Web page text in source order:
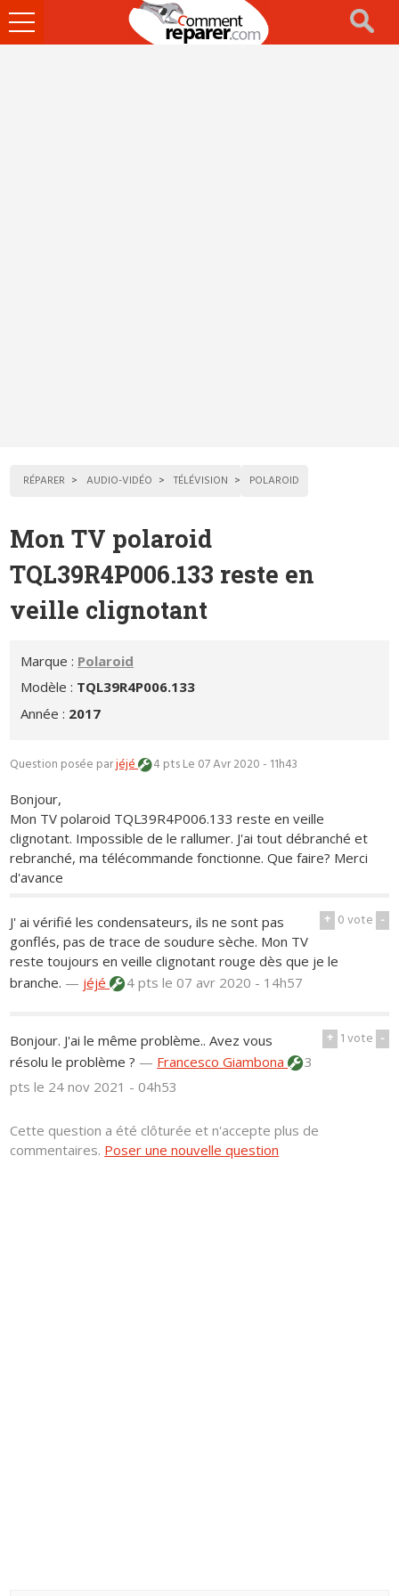
Ouvrir
le
RÉPARER AUDIO-VIDÉO TÉLÉVISION POLAROID
Mon TV polaroid
TQL39R4P006.133 reste en
veille clignotant
Marque : Polaroid
Modèle : TQL39R4P006.133
Année : 2017
Question posée parjéjé 4 ptsLe 07 Avr 2020 - 11h43
Bonjour,
Mon TV polaroid TQL39R4P006.133 reste en veille
clignotant. Impossible de le rallumer. J'ai tout débranché et
rebranché, ma télécommande fonctionne. Que faire? Merci
d'avance
+ 0vote -
J' ai vérifié les condensateurs, ils ne sont pas
gonflés, pas de trace de soudure sèche. Mon TV
reste toujours en veille clignotant rouge dès que je le
branche. — jéjé 4 ptsle 07 avr 2020 - 14h57
+ 1vote -
Bonjour. J'ai le même problème.. Avez vous
résolu le problème ? — Francesco Giambona
3
ptsle 24 nov 2021 - 04h53
Cette question a été clôturée et n'accepte plus de
commentaires. Poser une nouvelle question